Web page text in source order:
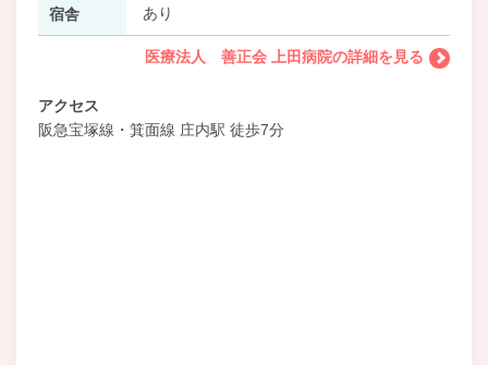
宿舎 あり
医療法人 善正会 上田病院の詳細を見る
アクセス
阪急宝塚線・箕面線 庄内駅 徒歩7分